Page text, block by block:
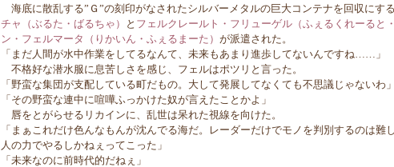
海底に散乱する”Ｇ”の刻印がなされたシルバーメタルの巨大コンテナを回収にす
チャ（ぶるた・ばるちゃ）
と フェルクレールト・フリューゲル（ふぇるくれーると
ン・フェルマータ（りかいん・ふぇるまーた） が派遣された。
「まだ人間が水中作業をしてるなんて、未来もあまり進歩してないんですね……」
不格好な潜水服に息苦しさを感じ、フェルはポツリと言った。
「野蛮な集団が支配している町だもの。大して発展してなくても不思議じゃないわ」
「その野蛮な連中に喧嘩ふっかけた奴が言えたことかよ」
唇をとがらせるリカインに、乱世は呆れた視線を向けた。
「まぁこれだけ色んなもんが沈んでる海だ。レーダーだけでモノを判別するのは難
人の力でやるしかねぇってこった」
「未来なのに前時代的だねぇ」